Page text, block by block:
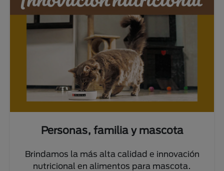
Personas, familia y mascota
Brindamos la más alta calidad e innovación
nutricional en alimentos para mascota.